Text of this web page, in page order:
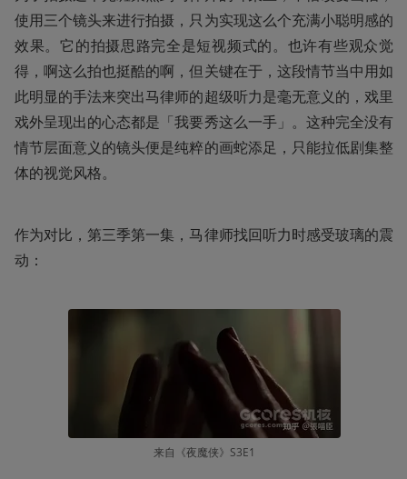
使用三个镜头来进行拍摄，只为实现这么个充满小聪明感的
效果。它的拍摄思路完全是短视频式的。也许有些观众觉
得，啊这么拍也挺酷的啊，但关键在于，这段情节当中用如
此明显的手法来突出马律师的超级听力是毫无意义的，戏里
戏外呈现出的心态都是「我要秀这么一手」。这种完全没有
情节层面意义的镜头便是纯粹的画蛇添足，只能拉低剧集整
体的视觉风格。
作为对比，第三季第一集，马律师找回听力时感受玻璃的震
动：
来自《夜魔侠》S3E1